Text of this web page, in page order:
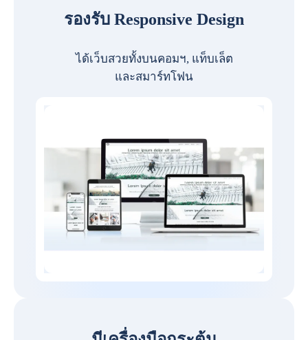
รองรับ Responsive Design
ได้เว็บสวยทั้งบนคอมฯ, แท็บเล็ต
และสมาร์ทโฟน